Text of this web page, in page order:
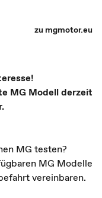
zu mgmotor.eu
MG Modell derzeit
MG testen?
MG Modelle
vereinbaren.